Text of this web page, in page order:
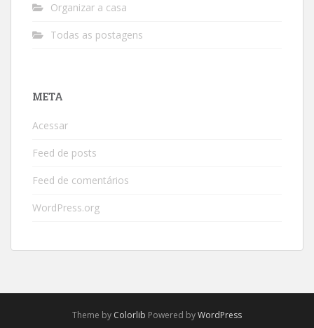
Organizar a casa
Todas as postagens
META
Acessar
Feed de posts
Feed de comentários
WordPress.org
Theme by Colorlib Powered byWordPress